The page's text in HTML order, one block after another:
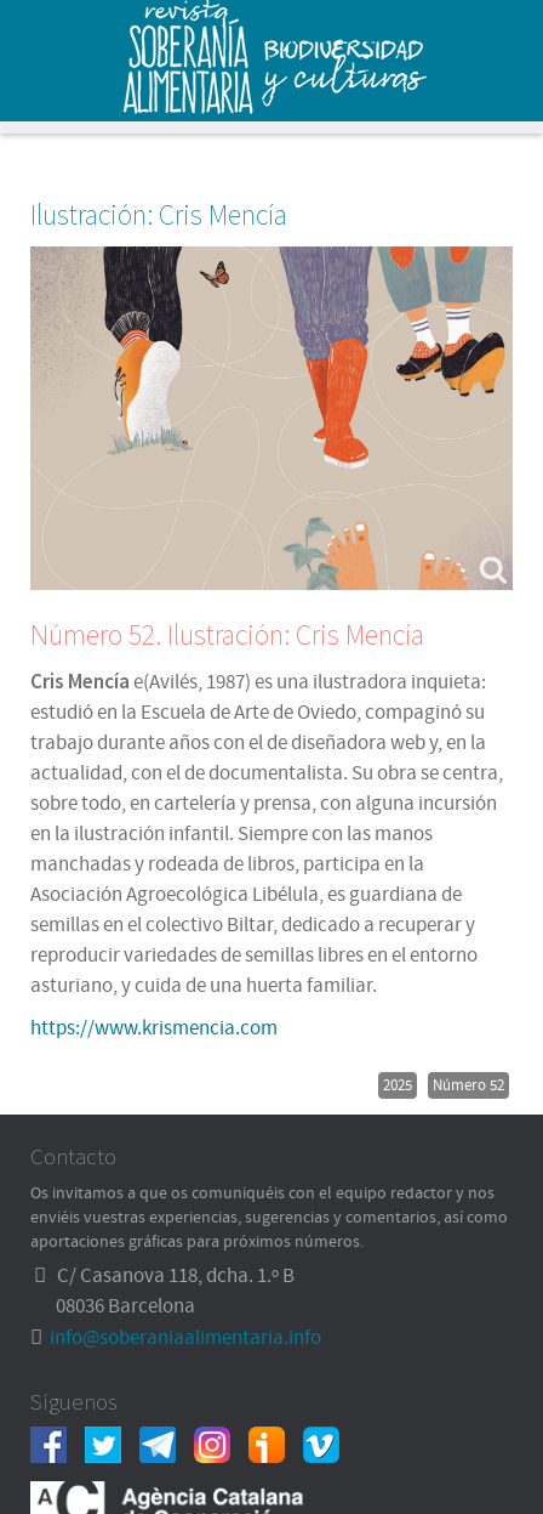
Ilustración: Cris Mencía
Número 52. Ilustración: Cris Mencía
Cris Mencíae(Avilés, 1987) es una ilustradora inquieta:
estudió en la Escuela de Arte de Oviedo, compaginó su
trabajo durante años con el de diseñadora web y, en la
actualidad, con el de documentalista. Su obra se centra,
sobre todo, en cartelería y prensa, con alguna incursión
en la ilustración infantil. Siempre con las manos
manchadas y rodeada de libros, participa en la
Asociación Agroecológica Libélula, es guardiana de
semillas en el colectivo Biltar, dedicado a recuperar y
reproducir variedades de semillas libres en el entorno
asturiano, y cuida de una huerta familiar.
https://www.krismencia.com
2025 Número 52
Contacto
Os invitamos a que os comuniquéis con el equipo redactor y nos
enviéis vuestras experiencias, sugerencias y comentarios, así como
aportaciones gráficas para próximos números.
C/ Casanova 118, dcha. 1.º B
08036 Barcelona
info@soberaniaalimentaria.info
Síguenos